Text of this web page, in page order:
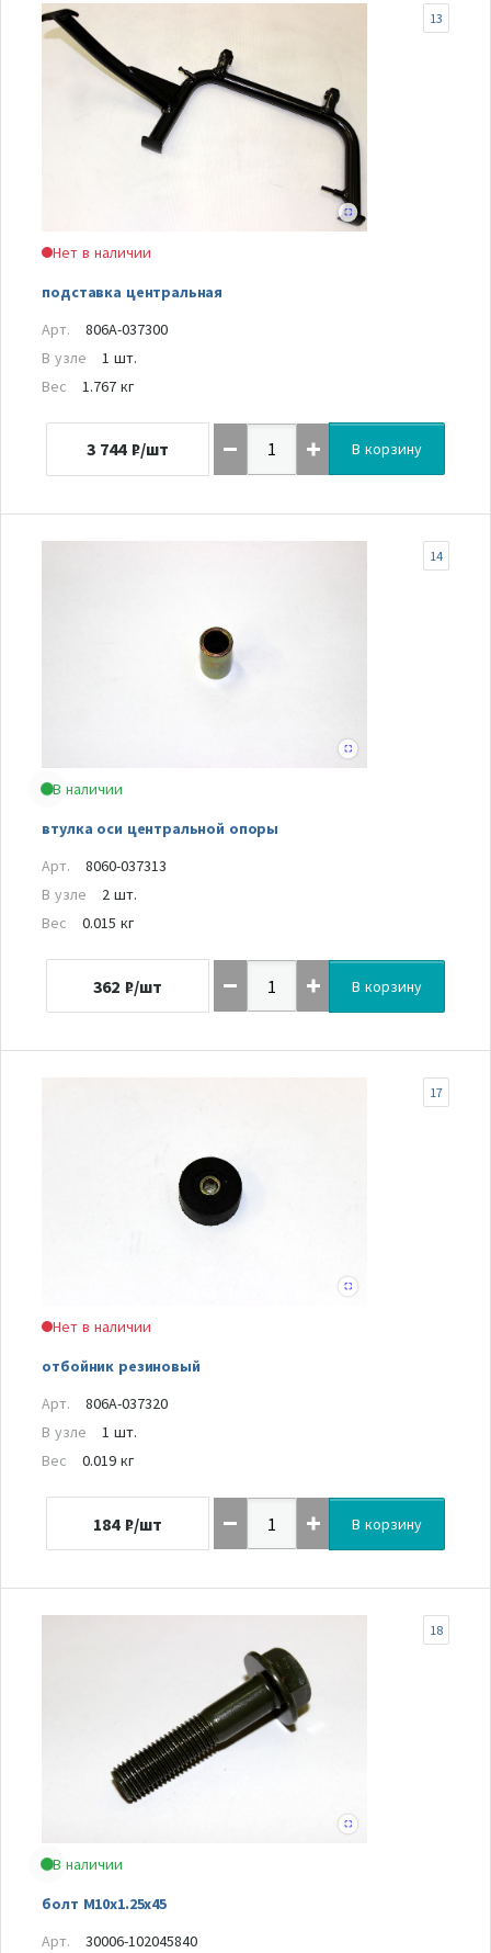
Нет в наличии
подставка центральная
13
Арт.
806A-037300
В узле
1 шт.
Вес
1.767 кг
3 744 ₽/шт В корзину
В наличии
втулка оси центральной опоры
14
Арт.
8060-037313
В узле
2 шт.
Вес
0.015 кг
362 ₽/шт В корзину
Нет в наличии
отбойник резиновый
17
Арт.
806A-037320
В узле
1 шт.
Вес
0.019 кг
184 ₽/шт В корзину
В наличии
болт M10x1.25x45
18
Арт.
30006-102045840